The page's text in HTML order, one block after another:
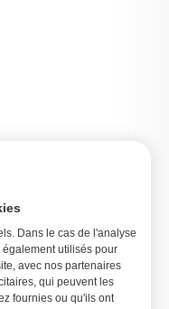
Dans le cas de l'analyse
utilisés pour
avec nos partenaires
qui peuvent les
fournies ou qu'ils ont